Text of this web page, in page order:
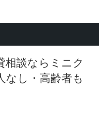
相談ならミニク
なし・高齢者も